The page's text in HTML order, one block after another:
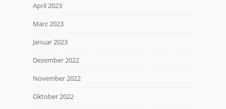
April 2023
März 2023
Januar 2023
Dezember 2022
November 2022
Oktober 2022